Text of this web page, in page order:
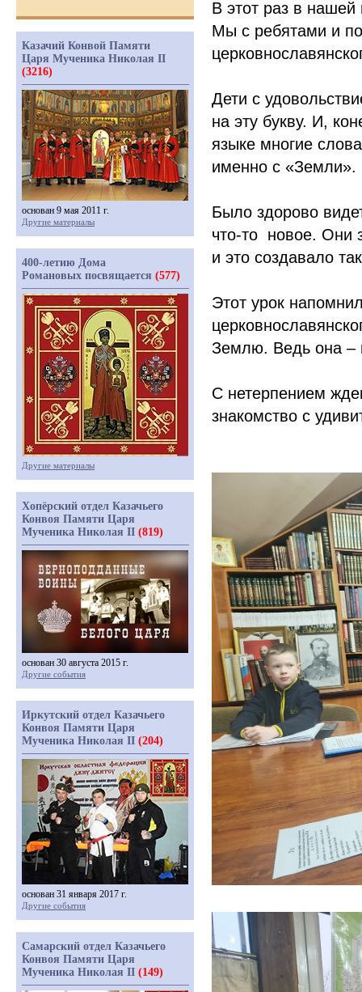
В этот раз в нашей
Мы с ребятами и
Дети с
на эту букву. И,
языке многие
именно с «Земли».
Было здорово
что-то новое. Они
и это создавало
Этот урок
Землю. Ведь она –
С нетерпением
знакомство с
Казачий Конвой Памяти
Царя Мученика Николая II
(3216)
основан 9 мая 2011 г.
Другие материалы
400-летию Дома
Романовых посвящается (577)
Другие материалы
Хопёрский отдел Казачьего
Конвоя Памяти Царя
Мученика Николая II (819)
основан 30 августа 2015 г.
Другие события
Иркутский отдел Казачьего
Конвоя Памяти Царя
Мученика Николая II (204)
основан 31 января 2017 г.
Другие события
Самарский отдел Казачьего
Конвоя Памяти Царя
Мученика Николая II (149)